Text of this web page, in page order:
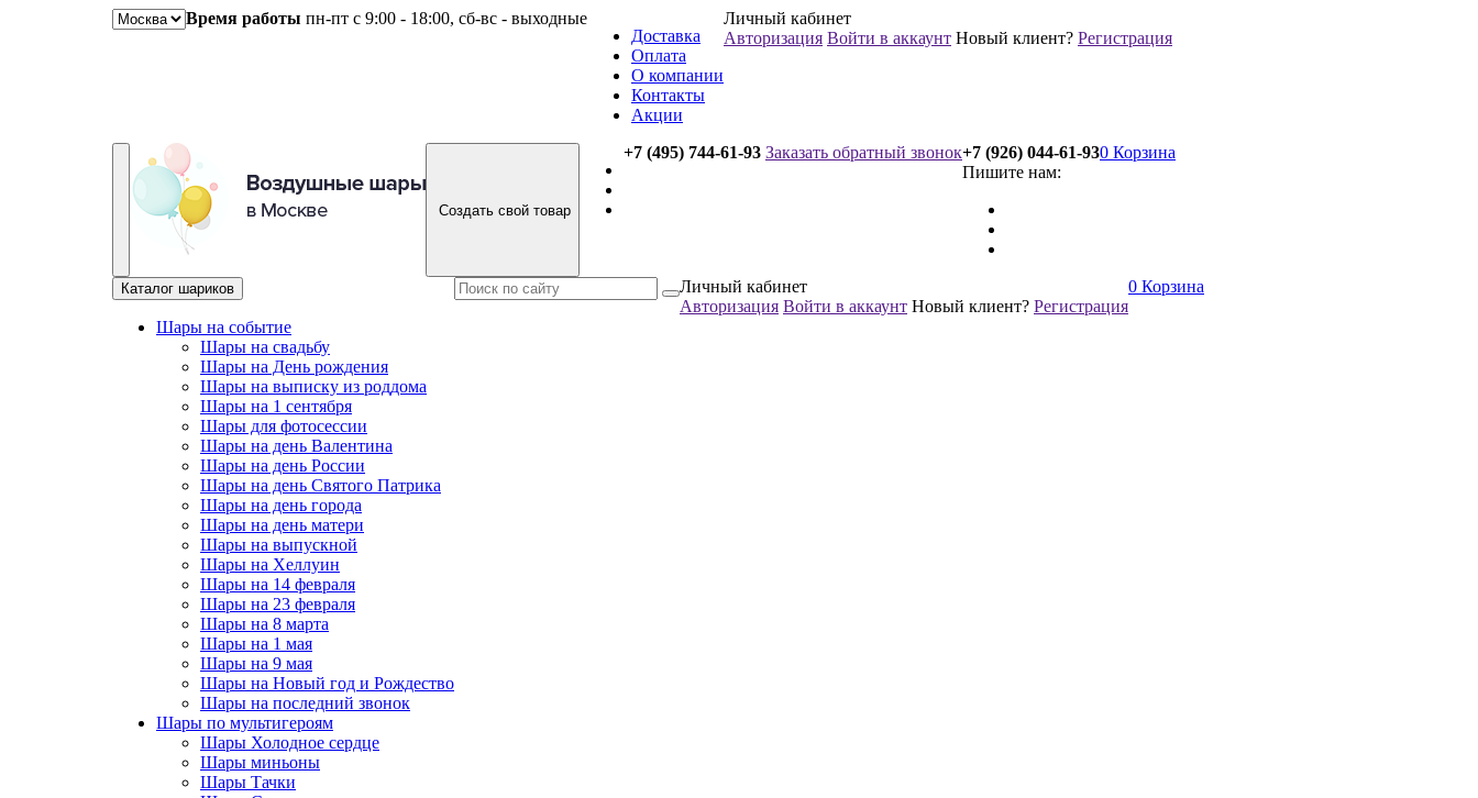
Время работы пн-пт с 9:00 - 18:00, сб-вс - выходные
Доставка
Оплата
О компании
Контакты
Акции
Личный кабинет
Авторизация Войти в аккаунт Новый клиент? Регистрация
Создать свой товар
+7 (495) 744-61-93 Заказать обратный звонок+7 (926) 044-61-93
Пишите нам:
0 Корзина
Каталог шариков
Шары на событие
Шары на свадьбу
Шары на День рождения
Шары на выписку из роддома
Шары на 1 сентября
Шары для фотосессии
Шары на день Валентина
Шары на день России
Шары на день Святого Патрика
Шары на день города
Шары на день матери
Шары на выпускной
Шары на Хеллуин
Шары на 14 февраля
Шары на 23 февраля
Шары на 8 марта
Шары на 1 мая
Шары на 9 мая
Шары на Новый год и Рождество
Шары на последний звонок
Шары по мультигероям
Шары Холодное сердце
Шары миньоны
Шары Тачки
Личный кабинет
Авторизация Войти в аккаунт Новый клиент? Регистрация
0 Корзина